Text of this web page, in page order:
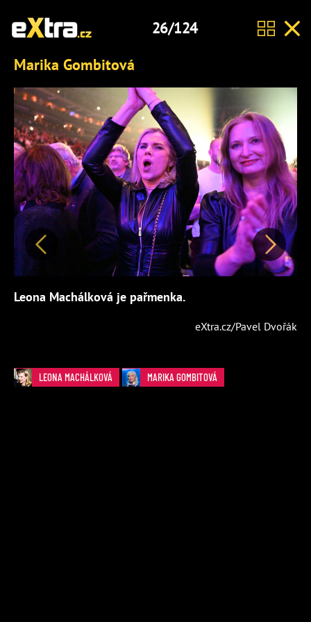
26/124
Marika Gombitová
Předchozí Další
Leona Machálková je pařmenka.
eXtra.cz/Pavel Dvořák
LEONA MACHÁLKOVÁ MARIKA GOMBITOVÁ